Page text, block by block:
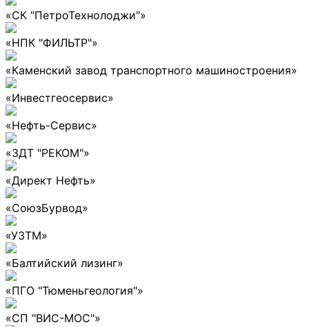
«СК "ПетроТехнолоджи"»
«НПК "ФИЛЬТР"»
«Каменский завод транспортного машиностроения»
«Инвестгеосервис»
«Нефть-Сервис»
«ЗДТ "РЕКОМ"»
«Директ Нефть»
«СоюзБурвод»
«УЗТМ»
«Балтийский лизинг»
«ПГО "Тюменьгеология"»
«СП "ВИС-МОС"»